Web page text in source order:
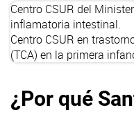
Centro CSUR del
inflamatoria intestinal.
Centro CSUR en
(TCA) en la primera
¿Por qué